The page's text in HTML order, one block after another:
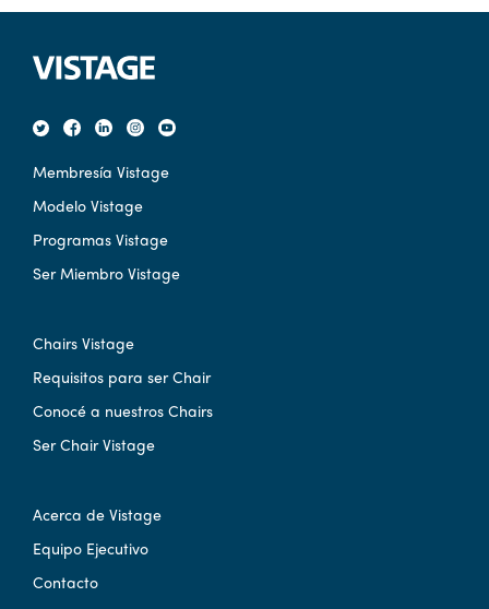
Membresía Vistage
Modelo Vistage
Programas Vistage
Ser Miembro Vistage
Chairs Vistage
Requisitos para ser Chair
Conocé a nuestros Chairs
Ser Chair Vistage
Acerca de Vistage
Equipo Ejecutivo
Contacto